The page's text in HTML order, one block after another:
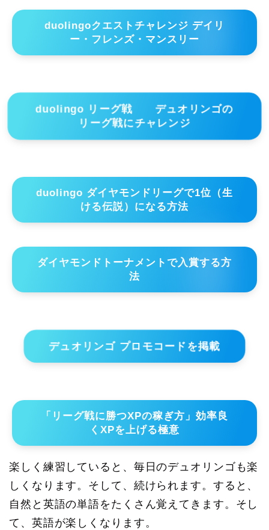
duolingoクエストチャレンジ デイリ
ー・フレンズ・マンスリー
duolingo リーグ戦 デュオリンゴの
リーグ戦にチャレンジ
duolingo ダイヤモンドリーグで1位（生
ける伝説）になる方法
ダイヤモンドトーナメントで入賞する方
法
デュオリンゴ プロモコードを掲載
「リーグ戦に勝つXPの稼ぎ方」効率良
くXPを上げる極意
楽しく練習していると、毎日のデュオリンゴも楽
しくなります。そして、続けられます。すると、
自然と英語の単語をたくさん覚えてきます。そし
て、英語が楽しくなります。